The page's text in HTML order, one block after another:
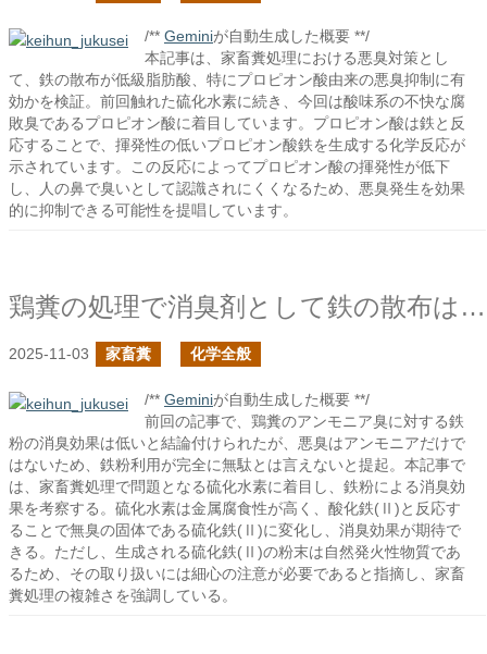
/** Geminiが自動生成した概要 **/
本記事は、家畜糞処理における悪臭対策とし
て、鉄の散布が低級脂肪酸、特にプロピオン酸由来の悪臭抑制に有
効かを検証。前回触れた硫化水素に続き、今回は酸味系の不快な腐
敗臭であるプロピオン酸に着目しています。プロピオン酸は鉄と反
応することで、揮発性の低いプロピオン酸鉄を生成する化学反応が
示されています。この反応によってプロピオン酸の揮発性が低下
し、人の鼻で臭いとして認識されにくくなるため、悪臭発生を効果
的に抑制できる可能性を提唱しています。
鶏糞の処理で消臭剤として鉄の散布は有効か？の続き
2025-11-03 家畜糞 化学全般
/** Geminiが自動生成した概要 **/
前回の記事で、鶏糞のアンモニア臭に対する鉄
粉の消臭効果は低いと結論付けられたが、悪臭はアンモニアだけで
はないため、鉄粉利用が完全に無駄とは言えないと提起。本記事で
は、家畜糞処理で問題となる硫化水素に着目し、鉄粉による消臭効
果を考察する。硫化水素は金属腐食性が高く、酸化鉄(Ⅱ)と反応す
ることで無臭の固体である硫化鉄(Ⅱ)に変化し、消臭効果が期待で
きる。ただし、生成される硫化鉄(Ⅱ)の粉末は自然発火性物質であ
るため、その取り扱いには細心の注意が必要であると指摘し、家畜
糞処理の複雑さを強調している。